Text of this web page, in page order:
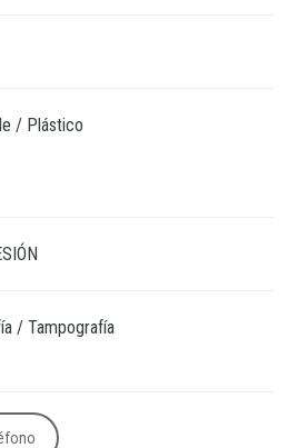
/ Plástico
/ Tampografía